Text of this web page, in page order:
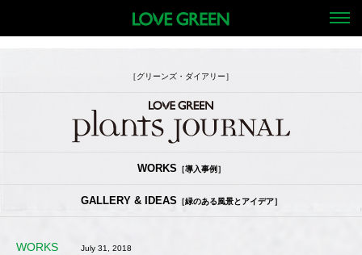
［グリーンズ・ダイアリー］
WORKS ［導入事例］
GALLERY & IDEAS ［緑のある風景とアイデア］
WORKS July 31, 2018